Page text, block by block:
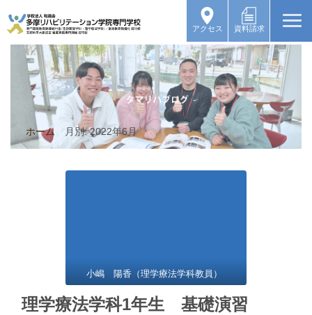
アクセス 資料請求
ホーム / 月別: 2022年6月
小嶋 陽香（理学療法学科教員）
理学療法学科1年生 基礎演習